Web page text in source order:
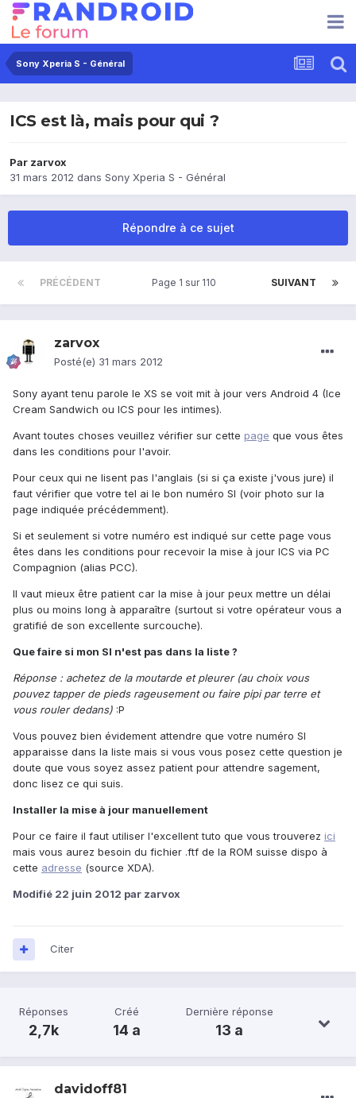
Sony Xperia S - Général
ICS est là, mais pour qui ?
Par zarvox
31 mars 2012 dans Sony Xperia S - Général
Répondre à ce sujet
PRÉCÉDENT SUIVANT
Page 1 sur 110
zarvox
Posté(e) 31 mars 2012
Sony ayant tenu parole le XS se voit mit à jour vers Android 4 (Ice
Cream Sandwich ou ICS pour les intimes).
Avant toutes choses veuillez vérifier sur cette page que vous êtes
dans les conditions pour l'avoir.
Pour ceux qui ne lisent pas l'anglais (si si ça existe j'vous jure) il
faut vérifier que votre tel ai le bon numéro SI (voir photo sur la
page indiquée précédemment).
Si et seulement si votre numéro est indiqué sur cette page vous
êtes dans les conditions pour recevoir la mise à jour ICS via PC
Compagnion (alias PCC).
Il vaut mieux être patient car la mise à jour peux mettre un délai
plus ou moins long à apparaître (surtout si votre opérateur vous a
gratifié de son excellente surcouche).
Que faire si mon SI n'est pas dans la liste ?
Réponse : achetez de la moutarde et pleurer (au choix vous
pouvez tapper de pieds rageusement ou faire pipi par terre et
vous rouler dedans) :P
Vous pouvez bien évidement attendre que votre numéro SI
apparaisse dans la liste mais si vous vous posez cette question je
doute que vous soyez assez patient pour attendre sagement,
donc lisez ce qui suis.
Installer la mise à jour manuellement
Pour ce faire il faut utiliser l'excellent tuto que vous trouverez ici
mais vous aurez besoin du fichier .ftf de la ROM suisse dispo à
cette adresse (source XDA).
Modifié 22 juin 2012 par zarvox
Citer
Réponses
2,7k
Créé
14 a
Dernière réponse
13 a
davidoff81